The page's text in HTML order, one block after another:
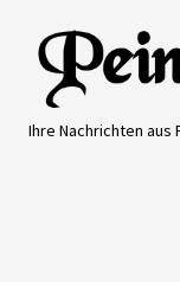
Ihre Nachrichten aus